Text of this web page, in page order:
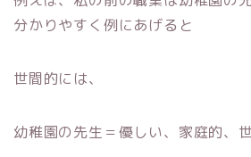
分かりやすく例にあげると
世間的には、
幼稚園の先生＝優しい、家庭的、